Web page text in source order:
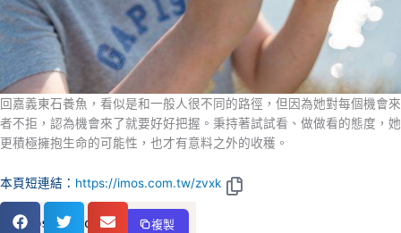
回嘉義東石養⿂，看似是和⼀般⼈很不同的路徑，但因為她對每個機會來
者不拒，認為機會來了就要好好把握。秉持著試試看、做做看的態度，她
更積極擁抱⽣命的可能性，也才有意料之外的收穫。
本頁短連結： https://imos.com.tw/zvxk
本頁短連結：
https://imos.com.tw/zvxk
複製
熱門文章